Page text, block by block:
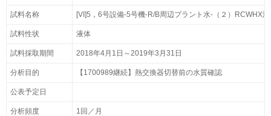
試料名称 [VI]5，6号設備-5号機-R/B周辺プラント水-（２）RCWHX
試料性状 液体
試料採取期間 2018年4月1日～2019年3月31日
分析目的 【1700989継続】熱交換器切替前の水質確認
公表予定日
分析頻度 1回／月
試料名称 [VI]5，6号設備-5号機-R/B周辺プラント水-（２）RCWHX
試料性状 液体
試料採取期間 2018年4月1日～2019年3月31日
分析目的 【1700989継続】熱交換器切替前の水質確認
公表予定日
分析頻度 1回／月